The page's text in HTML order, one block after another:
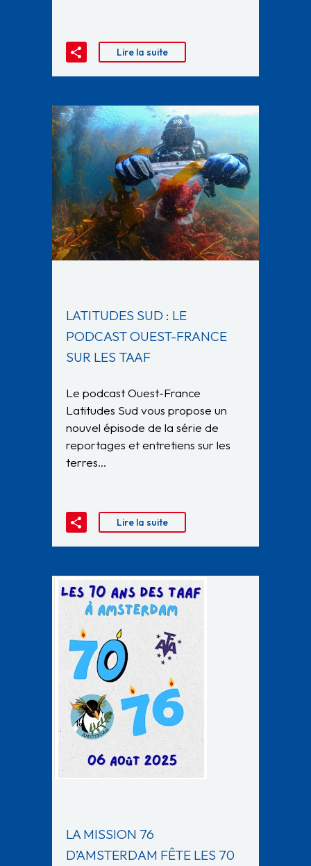
Lire la suite
LATITUDES SUD : LE
PODCAST OUEST-FRANCE
SUR LES TAAF
Le podcast Ouest-France
Latitudes Sud vous propose un
nouvel épisode de la série de
reportages et entretiens sur les
terres…
Lire la suite
LA MISSION 76
D’AMSTERDAM FÊTE LES 70